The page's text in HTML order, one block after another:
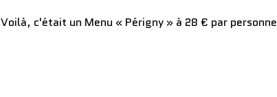
Voilà, c'était un Menu « Périgny » à 28 € par personne